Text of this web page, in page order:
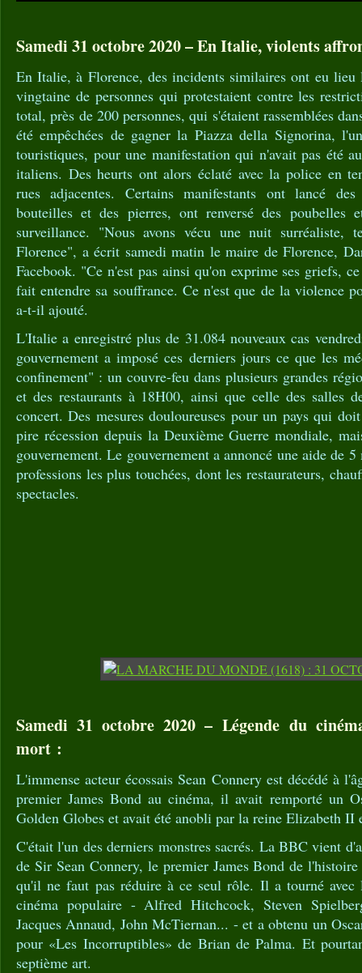
Samedi 31 octobre 2020 – En Italie, violents
En Italie, à Florence, des incidents similaires ont eu lieu
vingtaine de personnes qui protestaient contre les
total, près de 200 personnes, qui s'étaient rassemblées
été empêchées de gagner la Piazza della Signorina,
touristiques, pour une manifestation qui n'avait pas été
italiens. Des heurts ont alors éclaté avec la police en
rues adjacentes. Certains manifestants ont lancé
bouteilles et des pierres, ont renversé des poubelles
surveillance. "Nous avons vécu une nuit surréaliste,
Florence", a écrit samedi matin le maire de Florence,
Facebook. "Ce n'est pas ainsi qu'on exprime ses griefs,
fait entendre sa souffrance. Ce n'est que de la violence
a-t-il ajouté.
L'Italie a enregistré plus de 31.084 nouveaux cas
gouvernement a imposé ces derniers jours ce que les
confinement" : un couvre-feu dans plusieurs grandes
et des restaurants à 18H00, ainsi que celle des salles
concert. Des mesures douloureuses pour un pays qui
pire récession depuis la Deuxième Guerre mondiale,
gouvernement. Le gouvernement a annoncé une aide de
professions les plus touchées, dont les restaurateurs,
spectacles.
Samedi 31 octobre 2020 – Légende du
mort :
L'immense acteur écossais Sean Connery est décédé à
premier James Bond au cinéma, il avait remporté un
Golden Globes et avait été anobli par la reine Elizabeth II
C'était l'un des derniers monstres sacrés. La BBC vient
de Sir Sean Connery, le premier James Bond de
qu'il ne faut pas réduire à ce seul rôle. Il a tourné avec
cinéma populaire - Alfred Hitchcock, Steven
Jacques Annaud, John McTiernan... - et a obtenu un
pour «Les Incorruptibles» de Brian de Palma. Et
septième art.